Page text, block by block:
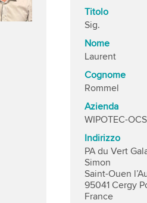
Titolo
Sig.
Nome
Laurent
Cognome
Rommel
Azienda
WIPOTEC-
Indirizzo
PA du Vert
Simon
Saint-Ouen
95041 Cergy
France